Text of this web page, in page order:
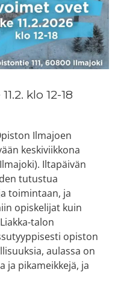
klo 12-18
Ilmajoen
keskiviikkona
Iltapäivän
tutustua
toimintaan, ja
opiskelijat kuin
talon
opiston
aulassa on
ja pikameikkejä, ja